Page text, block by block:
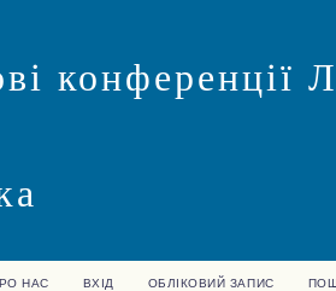
конференції
НАС ВХІД ОБЛІКОВИЙ ЗАПИС